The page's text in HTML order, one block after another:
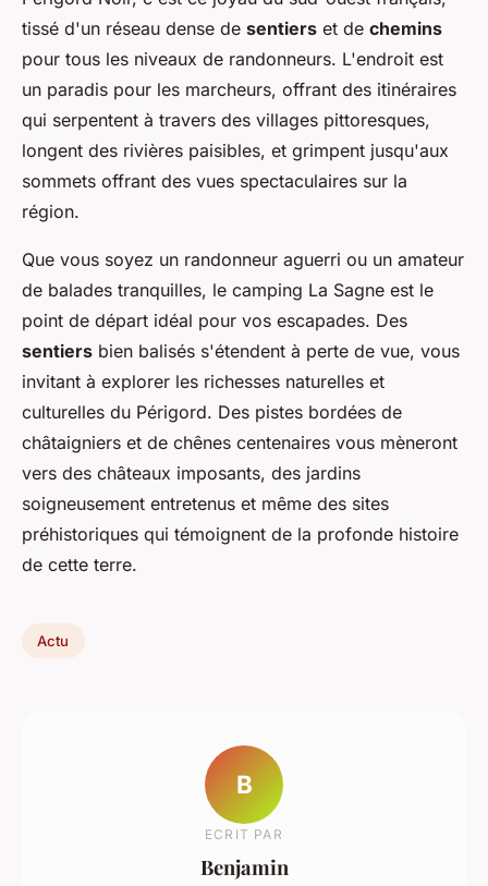
tissé d'un réseau dense de sentiers et de chemins
pour tous les niveaux de randonneurs. L'endroit est
un paradis pour les marcheurs, offrant des itinéraires
qui serpentent à travers des villages pittoresques,
longent des rivières paisibles, et grimpent jusqu'aux
sommets offrant des vues spectaculaires sur la
région.
Que vous soyez un randonneur aguerri ou un amateur
de balades tranquilles, le camping La Sagne est le
point de départ idéal pour vos escapades. Des
sentiers bien balisés s'étendent à perte de vue, vous
invitant à explorer les richesses naturelles et
culturelles du Périgord. Des pistes bordées de
châtaigniers et de chênes centenaires vous mèneront
vers des châteaux imposants, des jardins
soigneusement entretenus et même des sites
préhistoriques qui témoignent de la profonde histoire
de cette terre.
Actu
B
ECRIT PAR
Benjamin